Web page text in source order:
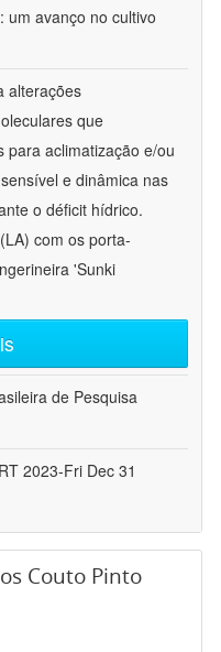
um avanço no cultivo
alterações
que
para aclimatização e/ou
e dinâmica nas
o déficit hídrico.
com os porta-
'Sunki
de Pesquisa
2023-Fri Dec 31
Couto Pinto